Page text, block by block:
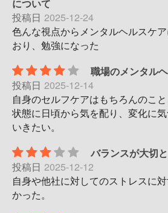
について
投稿日 2025-12-24
色んな視点からメンタルヘルスケ
おり、勉強になった
職場のメンタル
投稿日 2025-12-14
自身のセルフケアはもちろんのこ
状態に日頃から気を配り、変化に
いきたい。
バランスが大切
投稿日 2025-12-12
自身や他社に対してのストレスに
かった。